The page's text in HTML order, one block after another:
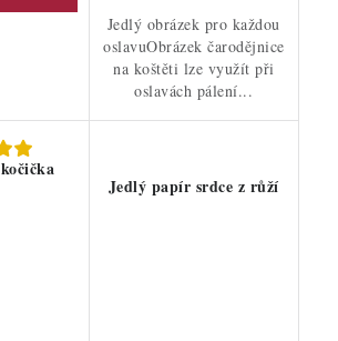
Jedlý obrázek pro každou
oslavuObrázek čarodějnice
na koštěti lze využít při
oslavách pálení...
Jedlý papír srdce z růží